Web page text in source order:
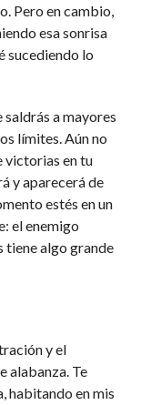
Pero en cambio,
esa sonrisa
sucediendo lo
a mayores
límites. Aún no
victorias en tu
y aparecerá de
estés en un
el enemigo
tiene algo grande
y el
alabanza. Te
habitando en mis